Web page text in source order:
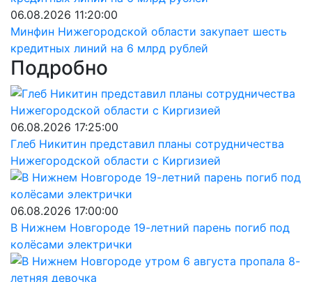
06.08.2026 11:20:00
Минфин Нижегородской области закупает шесть
кредитных линий на 6 млрд рублей
Подробно
06.08.2026 17:25:00
Глеб Никитин представил планы сотрудничества
Нижегородской области с Киргизией
06.08.2026 17:00:00
В Нижнем Новгороде 19-летний парень погиб под
колёсами электрички